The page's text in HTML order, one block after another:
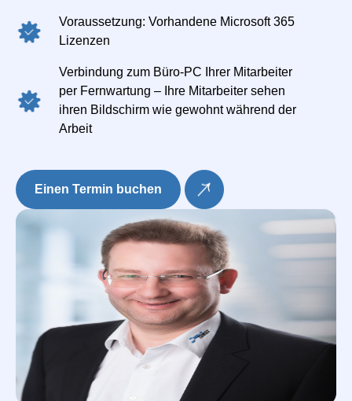
Voraussetzung: Vorhandene Microsoft 365
Lizenzen
Verbindung zum Büro-PC Ihrer Mitarbeiter
per Fernwartung – Ihre Mitarbeiter sehen
ihren Bildschirm wie gewohnt während der
Arbeit
Einen Termin buchen